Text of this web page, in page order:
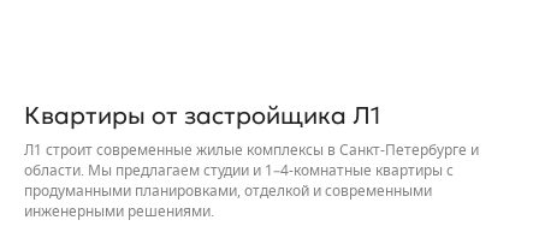
Квартиры от застройщика Л1
Л1 строит современные жилые комплексы в Санкт-Петербурге и
области. Мы предлагаем студии и 1–4-комнатные квартиры с
продуманными планировками, отделкой и современными
инженерными решениями.